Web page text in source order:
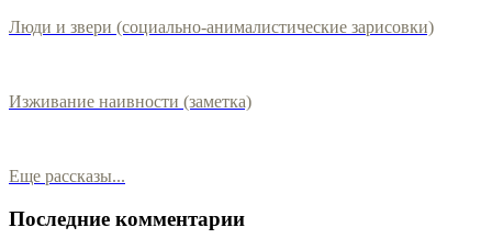
Люди и звери (социально-анималистические зарисовки)
Изживание наивности (заметка)
Еще рассказы...
Последние комментарии